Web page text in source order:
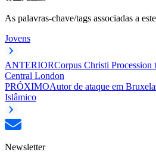
As palavras-chave/tags associadas a
Jovens
ANTERIORCorpus Christi Procession
Central London
PRÓXIMOAutor de ataque em
Islâmico
Newsletter